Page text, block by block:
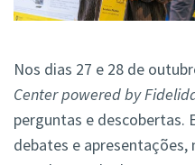
Nos dias 27 e 28 de
Center powered by
perguntas e descobertas.
debates e